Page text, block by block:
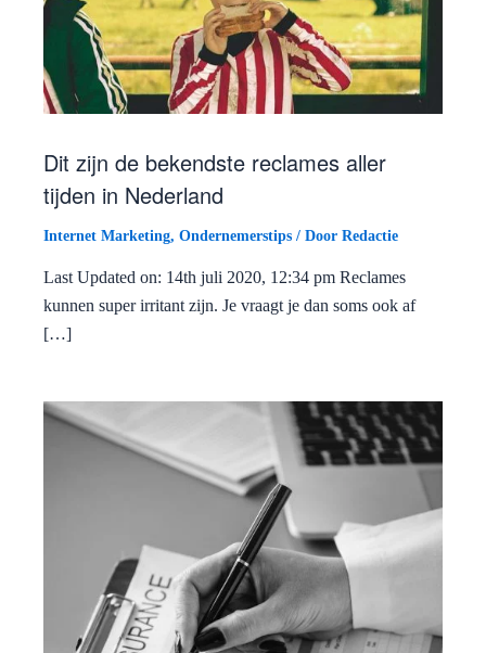
Dit zijn de bekendste reclames aller
tijden in Nederland
Internet Marketing, Ondernemerstips / Door Redactie
Last Updated on: 14th juli 2020, 12:34 pm Reclames
kunnen super irritant zijn. Je vraagt je dan soms ook af
[…]